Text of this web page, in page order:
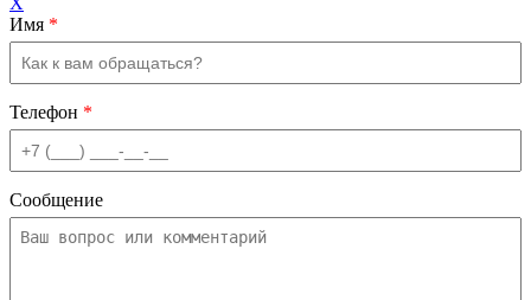
Имя *
Телефон *
Сообщение